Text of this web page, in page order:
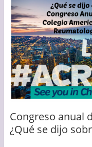
Congreso anual
¿Qué se dijo